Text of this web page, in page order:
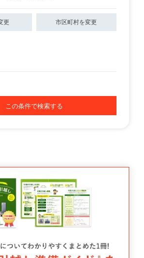
更 市区町村を変更
この条件で検索する